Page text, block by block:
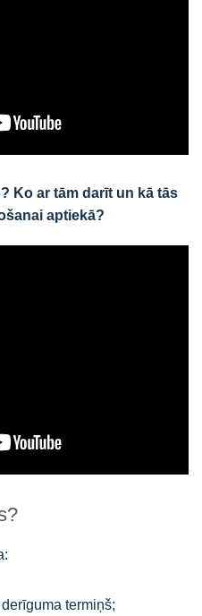
Ko ar tām darīt un kā tās
aptiekā?
termiņš;